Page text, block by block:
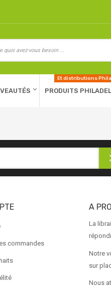
PRODUITS
Et distributions
commandes
A
La
Notre
sur
Nous